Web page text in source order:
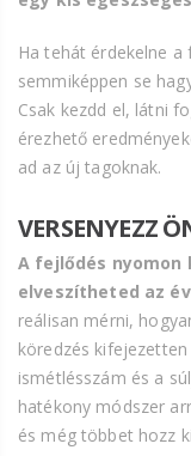
Ha tehát érdekelne
semmiképpen se
Csak kezdd el, látni
érezhető
ad az új tagoknak.
VERSENYEZZ
A fejlődés nyomon
elveszítheted az
reálisan mérni,
köredzés
ismétlésszám és a
hatékony módszer
és még többet hozz